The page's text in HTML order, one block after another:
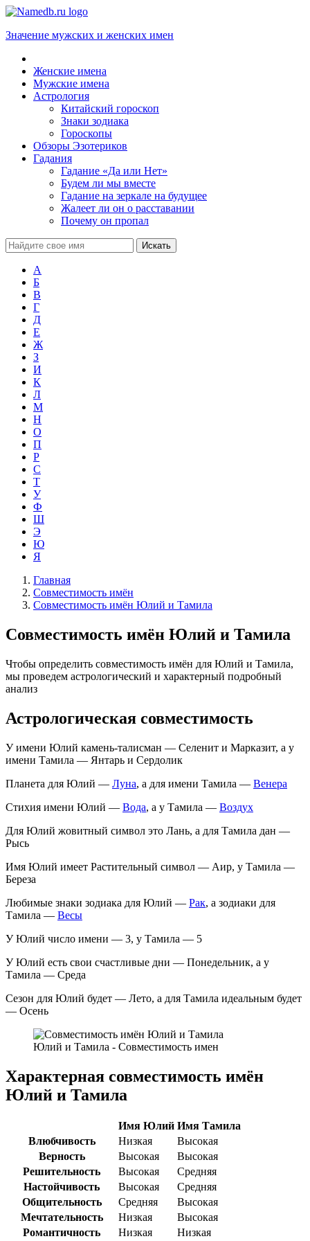
Значение мужских и женских имен
Женские имена
Мужские имена
Астрология
Китайский гороскоп
Знаки зодиака
Гороскопы
Обзоры Эзотериков
Гадания
Гадание «Да или Нет»
Будем ли мы вместе
Гадание на зеркале на будущее
Жалеет ли он о расставании
Почему он пропал
А
Б
В
Г
Д
Е
Ж
З
И
К
Л
М
Н
О
П
Р
С
Т
У
Ф
Ш
Э
Ю
Я
Главная
Совместимость имён
Совместимость имён Юлий и Тамила
Совместимость имён Юлий и Тамила
Чтобы определить совместимость имён для Юлий и Тамила,
мы проведем астрологический и характерный подробный
анализ
Астрологическая совместимость
У имени Юлий камень-талисман — Селенит и Марказит, а у
имени Тамила — Янтарь и Сердолик
Планета для Юлий — Луна, а для имени Тамила — Венера
Стихия имени Юлий — Вода, а у Тамила — Воздух
Для Юлий жовитный символ это Лань, а для Тамила дан —
Рысь
Имя Юлий имеет Растительный символ — Аир, у Тамила —
Береза
Любимые знаки зодиака для Юлий — Рак, а зодиаки для
Тамила — Весы
У Юлий число имени — 3, у Тамила — 5
У Юлий есть свои счастливые дни — Понедельник, а у
Тамила — Среда
Сезон для Юлий будет — Лето, а для Тамила идеальным будет
— Осень
Юлий и Тамила - Совместимость имен
Характерная совместимость имён
Юлий и Тамила
Имя Юлий Имя Тамила
Влюбчивость
Низкая
Высокая
Верность
Высокая
Высокая
Решительность
Высокая
Средняя
Настойчивость
Высокая
Средняя
Общительность
Средняя
Высокая
Мечтательность
Низкая
Высокая
Романтичность
Низкая Низкая